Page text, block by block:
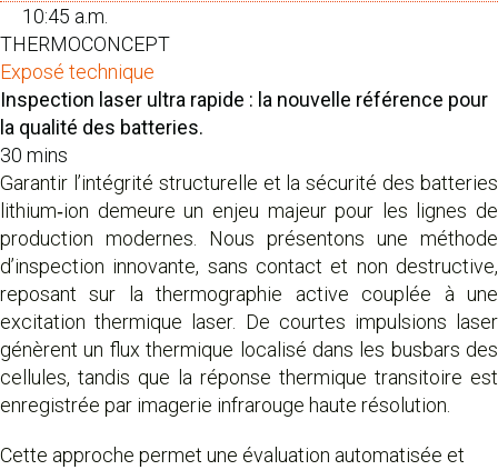
10:45 a.m.
THERMOCONCEPT
Exposé technique
Inspection laser ultra rapide : la nouvelle référence pour
la qualité des batteries.
30 mins
Garantir l’intégrité structurelle et la sécurité des batteries
lithium‑ion demeure un enjeu majeur pour les lignes de
production modernes. Nous présentons une méthode
d’inspection innovante, sans contact et non destructive,
reposant sur la thermographie active couplée à une
excitation thermique laser. De courtes impulsions laser
génèrent un flux thermique localisé dans les busbars des
cellules, tandis que la réponse thermique transitoire est
enregistrée par imagerie infrarouge haute résolution.
Cette approche permet une évaluation automatisée et